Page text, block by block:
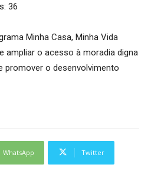
36
Minha Casa, Minha Vida
o acesso à moradia digna
promover o desenvolvimento
WhatsApp Twitter